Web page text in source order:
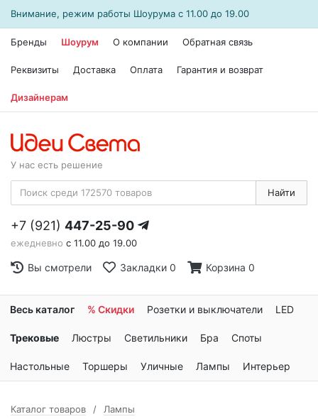
Внимание, режим работы Шоурума с 11.00 до 19.00
Бренды Шоурум О компании Обратная связь
Реквизиты Доставка Оплата Гарантия и возврат
Дизайнерам
У нас есть решение
Найти
+7 (921) 447-25-90
ежедневно с 11.00 до 19.00
Вы смотрели Закладки 0 Корзина 0
Весь каталог % Скидки Розетки и выключатели LED
Трековые Люстры Светильники Бра Споты
Настольные Торшеры Уличные Лампы Интерьер
Каталог товаров Лампы